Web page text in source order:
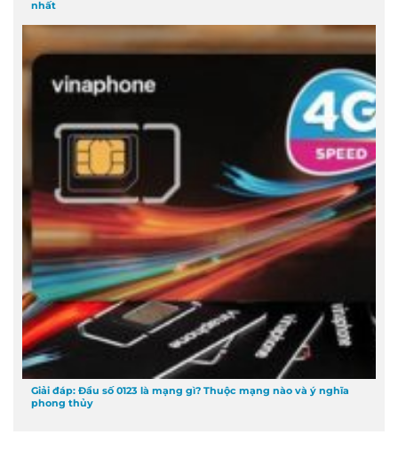
nhất
Giải đáp: Đầu số 0123 là mạng gì? Thuộc mạng nào và ý nghĩa
phong thủy